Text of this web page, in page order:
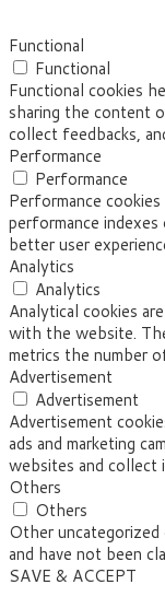
Functional
Functional
Functional cookies
sharing the content
collect feedbacks,
Performance
Performance
Performance
performance
better user
Analytics
Analytics
Analytical cookies
with the website.
metrics the number
Advertisement
Advertisement
Advertisement
ads and marketing
websites and collect
Others
Others
Other uncategorized
and have not been
SAVE & ACCEPT